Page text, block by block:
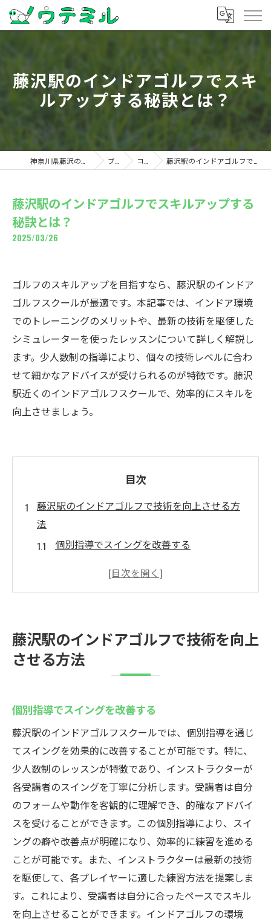
藤沢駅のインドアゴルフでスキ
ルアップする秘訣とは？
ブログ コラム 藤沢駅のインドアゴルフでスキルアップする秘訣とは？
藤沢駅のインドアゴルフでスキルアップする
秘訣とは？
2025/03/26
ゴルフのスキルアップを目指すなら、藤沢駅のインドア
ゴルフスクールが最適です。本記事では、インドア環境
でのトレーニングのメリットや、最新の技術を駆使した
シミュレーターを使ったレッスンについて詳しく解説し
ます。少人数制の指導により、個々の技術レベルに合わ
せて細かなアドバイスが受けられるのが特徴です。藤沢
駅近くのインドアゴルフスクールで、効率的にスキルを
向上させましょう。
目次
藤沢駅のインドアゴルフで技術を向上させる方
法
個別指導でスイングを改善する
最新シミュレーターを活用した練習法
目標設定と進捗管理の方法
初心者も安心！藤沢駅のインドアゴルフレッス
初心者向けの基礎レッスンの内容
安心して学べる少人数制クラス
初めてでもわかりやすい指導法
インドアゴルフの基本マナー
初歩的なスイングのチェックポイント
初心者が知っておくべき道具選び
リアルなコース体験ができる藤沢駅のインドア
ゴルフ
バーチャルコースで体験するリアル感
シミュレーターの魅力と選び方
特定のコースでのプレイ検証
藤沢駅のインドアゴルフで技術を向上
させる方法
個別指導でスイングを改善する
藤沢駅のインドアゴルフスクールでは、個別指導を通じ
てスイングを効果的に改善することが可能です。特に、
少人数制のレッスンが特徴であり、インストラクターが
各受講者のスイングを丁寧に分析します。受講者は自分
のフォームや動作を客観的に理解でき、的確なアドバイ
スを受けることができます。この個別指導により、スイ
ングの癖や改善点が明確になり、効率的に練習を進める
ことが可能です。また、インストラクターは最新の技術
を駆使して、各プレイヤーに適した練習方法を提案しま
す。これにより、受講者は自分に合ったペースでスキル
を向上させることができます。インドアゴルフの環境